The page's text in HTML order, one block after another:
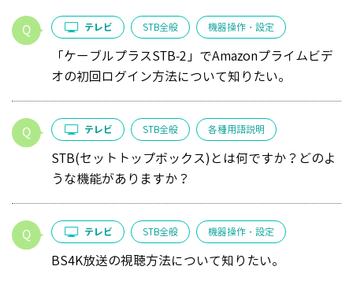
テレビ STB全般 機器操作・設定
「ケーブルプラスSTB-2」でAmazonプライムビデ
オの初回ログイン方法について知りたい。
テレビ STB全般 各種用語説明
STB(セットトップボックス)とは何ですか？どのよ
うな機能がありますか？
テレビ STB全般 機器操作・設定
BS4K放送の視聴方法について知りたい。